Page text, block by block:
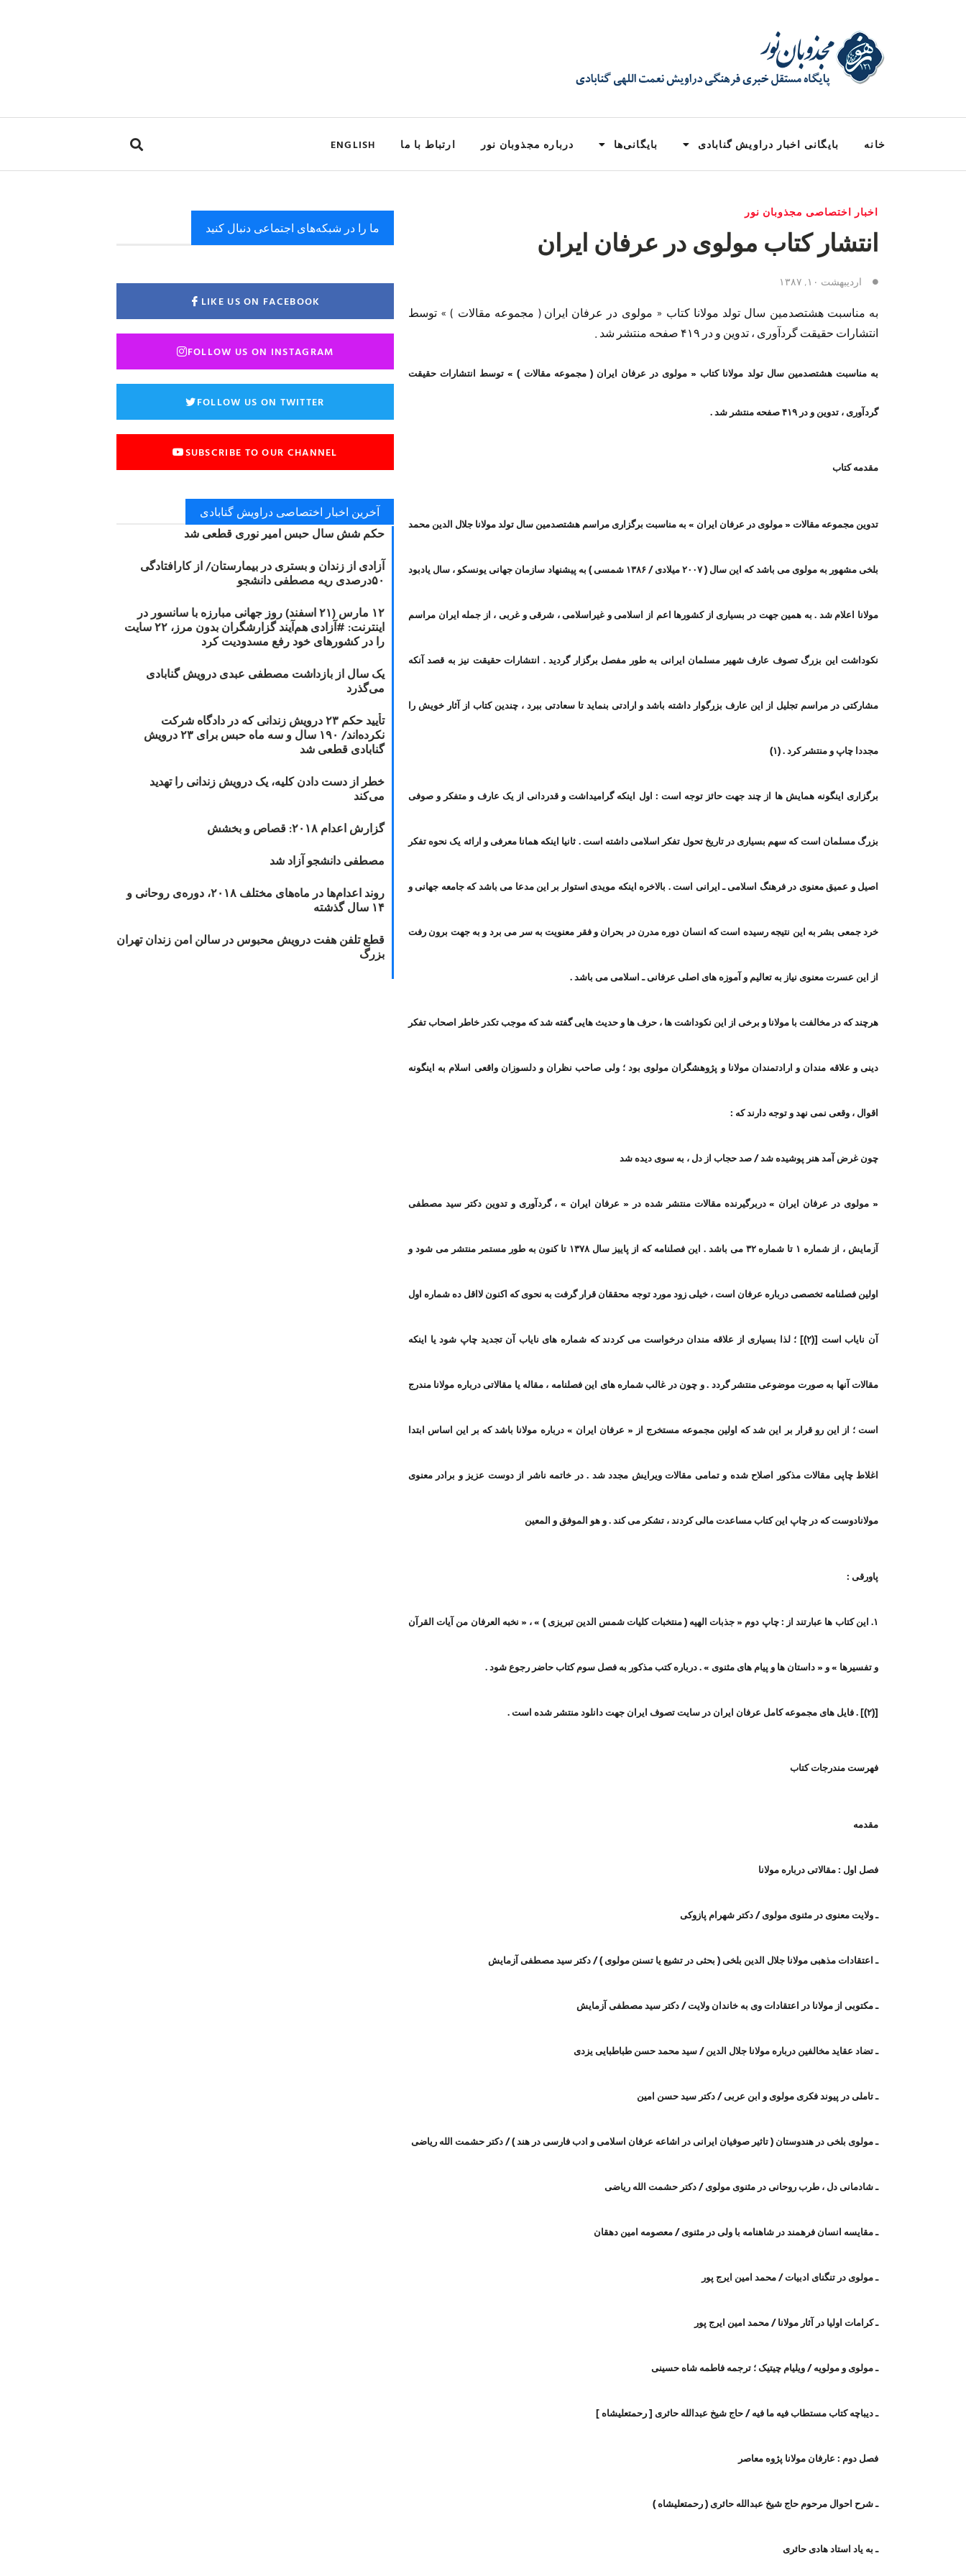
خانه بایگانی اخبار دراویش گنابادی بایگانی‌ها درباره مجذوبان نور ارتباط با ما ENGLISH
اخبار اختصاصی مجذوبان نور
انتشار کتاب مولوی در عرفان ایران
اردیبهشت ۱۰, ۱۳۸۷
به مناسبت هشتصدمین سال تولد مولانا کتاب « مولوی در عرفان ایران ( مجموعه مقالات ) » توسط
انتشارات حقیقت گردآوری ، تدوین و در ۴۱۹ صفحه منتشر شد .
به مناسبت هشتصدمین سال تولد مولانا کتاب « مولوی در عرفان ایران ( مجموعه مقالات ) » توسط انتشارات حقیقت
گردآوری ، تدوین و در ۴۱۹ صفحه منتشر شد .
مقدمه کتاب
تدوین مجموعه مقالات « مولوی در عرفان ایران » به مناسبت برگزاری مراسم هشتصدمین سال تولد مولانا جلال الدین محمد
بلخی مشهور به مولوی می باشد که این سال ( ۲۰۰۷ میلادی / ۱۳۸۶ شمسی ) به پیشنهاد سازمان جهانی یونسکو ، سال یادبود
مولانا اعلام شد . به همین جهت در بسیاری از کشورها اعم از اسلامی و غیراسلامی ، شرقی و غربی ، از جمله ایران مراسم
نکوداشت این بزرگ تصوف عارف شهیر مسلمان ایرانی به طور مفصل برگزار گردید . انتشارات حقیقت نیز به قصد آنکه
مشارکتی در مراسم تجلیل از این عارف بزرگوار داشته باشد و ارادتی بنماید تا سعادتی ببرد ، چندین کتاب از آثار خویش را
مجددا چاپ و منتشر کرد . (۱)
برگزاری اینگونه همایش ها از چند جهت حائز توجه است : اول اینکه گرامیداشت و قدردانی از یک عارف و متفکر و صوفی
بزرگ مسلمان است که سهم بسیاری در تاریخ تحول تفکر اسلامی داشته است . ثانیا اینکه همانا معرفی و ارائه یک نحوه تفکر
اصیل و عمیق معنوی در فرهنگ اسلامی ـ ایرانی است . بالاخره اینکه مویدی استوار بر این مدعا می باشد که جامعه جهانی و
خرد جمعی بشر به این نتیجه رسیده است که انسان دوره مدرن در بحران و فقر معنویت به سر می برد و به جهت برون رفت
از این عسرت معنوی نیاز به تعالیم و آموزه های اصلی عرفانی ـ اسلامی می باشد .
هرچند که در مخالفت با مولانا و برخی از این نکوداشت ها ، حرف ها و حدیث هایی گفته شد که موجب تکدر خاطر اصحاب تفکر
دینی و علاقه مندان و ارادتمندان مولانا و پژوهشگران مولوی بود ؛ ولی صاحب نظران و دلسوزان واقعی اسلام به اینگونه
اقوال ، وقعی نمی نهد و توجه دارند که :
چون غرض آمد هنر پوشیده شد / صد حجاب از دل ، به سوی دیده شد
« مولوی در عرفان ایران » دربرگیرنده مقالات منتشر شده در « عرفان ایران » ، گردآوری و تدوین دکتر سید مصطفی
آزمایش ، از شماره ۱ تا شماره ۳۲ می باشد . این فصلنامه که از پاییز سال ۱۳۷۸ تا کنون به طور مستمر منتشر می شود و
اولین فصلنامه تخصصی درباره عرفان است ، خیلی زود مورد توجه محققان قرار گرفت به نحوی که اکنون لااقل ده شماره اول
آن نایاب است [(۲)] ؛ لذا بسیاری از علاقه مندان درخواست می کردند که شماره های نایاب آن تجدید چاپ شود یا اینکه
مقالات آنها به صورت موضوعی منتشر گردد . و چون در غالب شماره های این فصلنامه ، مقاله یا مقالاتی درباره مولانا مندرج
است ؛ از این رو قرار بر این شد که اولین مجموعه مستخرج از « عرفان ایران » درباره مولانا باشد که بر این اساس ابتدا
اغلاط چاپی مقالات مذکور اصلاح شده و تمامی مقالات ویرایش مجدد شد . در خاتمه ناشر از دوست عزیز و برادر معنوی
مولانادوست که در چاپ این کتاب مساعدت مالی کردند ، تشکر می کند . و هو الموفق و المعین
پاورقی :
۱. این کتاب ها عبارتند از : چاپ دوم « جذبات الهیه (‌ منتخبات کلیات شمس الدین تبریزی ) » ، « نخبه العرفان من آیات القرآن
و تفسیرها » و « داستان ها و پیام های مثنوی » . درباره کتب مذکور به فصل سوم کتاب حاضر رجوع شود .
[(۲)] . فایل های مجموعه کامل عرفان ایران در سایت تصوف ایران جهت دانلودمنتشر شده است .
فهرست مندرجات کتاب
مقدمه
فصل اول : مقالاتی درباره مولانا
ـ ولایت معنوی در مثنوی مولوی / دکتر شهرام پازوکی
ـ اعتقادات مذهبی مولانا جلال الدین بلخی ( بحثی در تشیع یا تسنن مولوی ) / دکتر سید مصطفی آزمایش
ـ مکتوبی از مولانا در اعتقادات وی به خاندان ولایت / دکتر سید مصطفی آزمایش
ـ تضاد عقاید مخالفین درباره مولانا جلال الدین / سید محمد حسن طباطبایی یزدی
ـ تاملی در پیوند فکری مولوی و ابن عربی / دکتر سید حسن امین
ـ مولوی بلخی در هندوستان ( تاثیر صوفیان ایرانی در اشاعه عرفان اسلامی و ادب فارسی در هند ) / دکتر حشمت الله ریاضی
ـ شادمانی دل ، طرب روحانی در مثنوی مولوی / دکتر حشمت الله ریاضی
ـ مقایسه انسان فرهمند در شاهنامه با ولی در مثنوی / معصومه امین دهقان
ـ مولوی در تنگنای ادبیات / محمد امین ایرج پور
ـ کرامات اولیا در آثار مولانا / محمد امین ایرج پور
ـ مولوی و مولویه / ویلیام چیتیک ؛ ترجمه فاطمه شاه حسینی
ـ دیباچه کتاب مستطاب فیه ما فیه / حاج شیخ عبدالله حائری [ رحمتعلیشاه ]
فصل دوم : عارفان مولانا پژوه معاصر
ـ شرح احوال مرحوم حاج شیخ عبدالله حائری ( رحمتعلیشاه )
ـ به یاد استاد هادی حائری
ما را در شبکه‌های اجتماعی دنبال کنید
LIKE US ON FACEBOOK
FOLLOW US ON INSTAGRAM
FOLLOW US ON TWITTER
SUBSCRIBE TO OUR CHANNEL
آخرین اخبار اختصاصی دراویش گنابادی
حکم شش سال حبس امیر نوری قطعی شد
آزادی از زندان و بستری در بیمارستان/ از کارافتادگی
۵۰درصدی ریه مصطفی دانشجو
۱۲ مارس (۲۱ اسفند) روز جهانی مبارزه با سانسور در
اینترنت: #آزادی هم‌آیند گزارشگران‌ بدون مرز، ۲۲ سایت
را در کشورهای خود رفع مسدودیت کرد
یک سال از بازداشت مصطفی عبدی درویش گنابادی
می‌گذرد
تأیید حکم ۲۳ درویش زندانی که در دادگاه شرکت
نکرده‌اند/ ۱۹۰ سال و سه ماه حبس برای ۲۳ درویش
گنابادی قطعی شد
خطر از دست دادن کلیه، یک درویش زندانی را تهدید
می‌کند
گزارش اعدام ۲۰۱۸: قصاص و بخشش
مصطفی دانشجو آزاد شد
روند اعدام‌ها در ماه‌های مختلف ۲۰۱۸، دوره‌ی روحانی و
۱۴ سال گذشته
قطع تلفن هفت درویش محبوس در سالن امن زندان تهران
بزرگ